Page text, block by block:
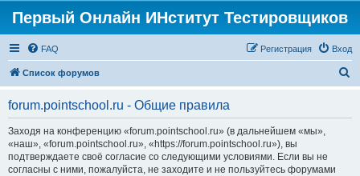
Первый Онлайн ИНститут Тестировщиков
FAQ Вход
Регистрация
Список форумов
forum.pointschool.ru - Общие правила
Заходя на конференцию «forum.pointschool.ru» (в дальнейшем «мы»,
«наш», «forum.pointschool.ru», «https://forum.pointschool.ru»), вы
подтверждаете своё согласие со следующими условиями. Если вы не
согласны с ними, пожалуйста, не заходите и не пользуйтесь форумами